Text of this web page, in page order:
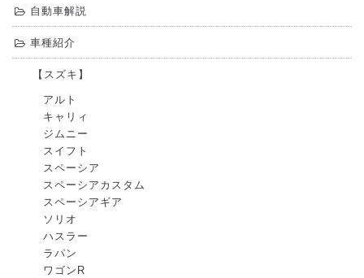
自動車解説
車種紹介
【スズキ】
アルト
キャリィ
ジムニー
スイフト
スペーシア
スペーシアカスタム
スペーシアギア
ソリオ
ハスラー
ラパン
ワゴンR